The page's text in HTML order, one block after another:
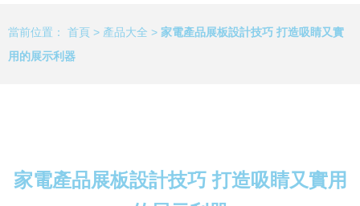
當前位置： 首頁 > 產品大全 > 家電產品展板設計技巧 打造吸睛又實
用的展示利器
家電產品展板設計技巧 打造吸睛又實用